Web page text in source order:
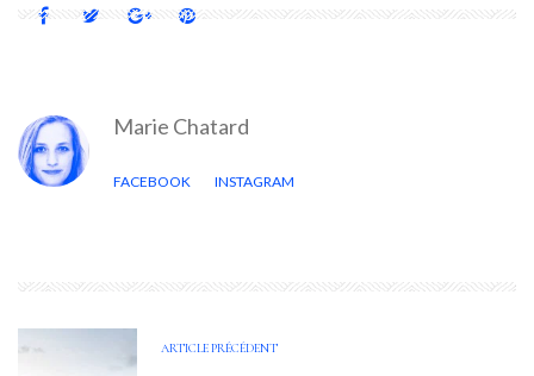
Marie Chatard
FACEBOOK INSTAGRAM
ARTICLE PRÉCÉDENT